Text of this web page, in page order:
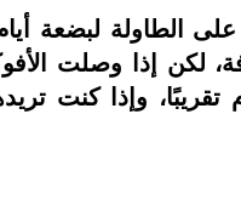
الطاولة لبضعة
لكن إذا وصلت
تقريبًا، وإذا كنت